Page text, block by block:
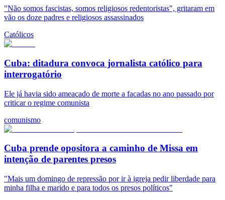
"Não somos fascistas, somos religiosos redentoristas", gritaram em
vão os doze padres e religiosos assassinados
Católicos
Cuba: ditadura convoca jornalista católico para
interrogatório
Ele já havia sido ameaçado de morte a facadas no ano passado por
criticar o regime comunista
comunismo
Cuba prende opositora a caminho de Missa em
intenção de parentes presos
"Mais um domingo de repressão por ir à igreja pedir liberdade para
minha filha e marido e para todos os presos políticos"